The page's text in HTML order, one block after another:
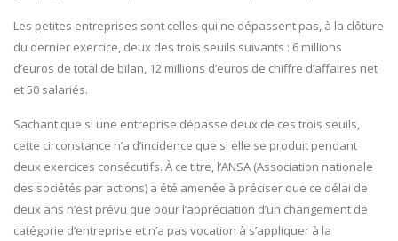
Les petites entreprises sont celles qui ne dépassent pas, à la clôture
du dernier exercice, deux des trois seuils suivants : 6 millions
d’euros de total de bilan, 12 millions d’euros de chiffre d’affaires net
et 50 salariés.
Sachant que si une entreprise dépasse deux de ces trois seuils,
cette circonstance n’a d’incidence que si elle se produit pendant
deux exercices consécutifs. À ce titre, l’ANSA (Association nationale
des sociétés par actions) a été amenée à préciser que ce délai de
deux ans n’est prévu que pour l’appréciation d’un changement de
catégorie d’entreprise et n’a pas vocation à s’appliquer à la